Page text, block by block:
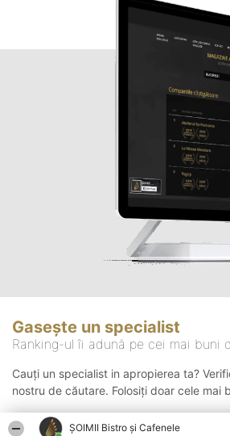
ȘOIMII Bistro și Cafenele
Gasește un specialist
Ranking-ul îi adună pe cei mai buni
Cauți un specialist in apropierea ta?
nostru de căutare. Folosiți doar cele mai